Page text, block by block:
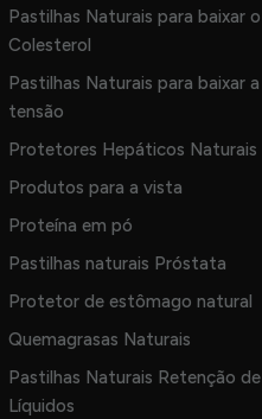
Pastilhas Naturais para baixar o
Colesterol
Pastilhas Naturais para baixar a
tensão
Protetores Hepáticos Naturais
Produtos para a vista
Proteína em pó
Pastilhas naturais Próstata
Protetor de estômago natural
Quemagrasas Naturais
Pastilhas Naturais Retenção de
Líquidos